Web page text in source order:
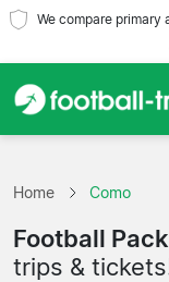
We compare primary
Teams
Leagues
Home Como
Football
trips &